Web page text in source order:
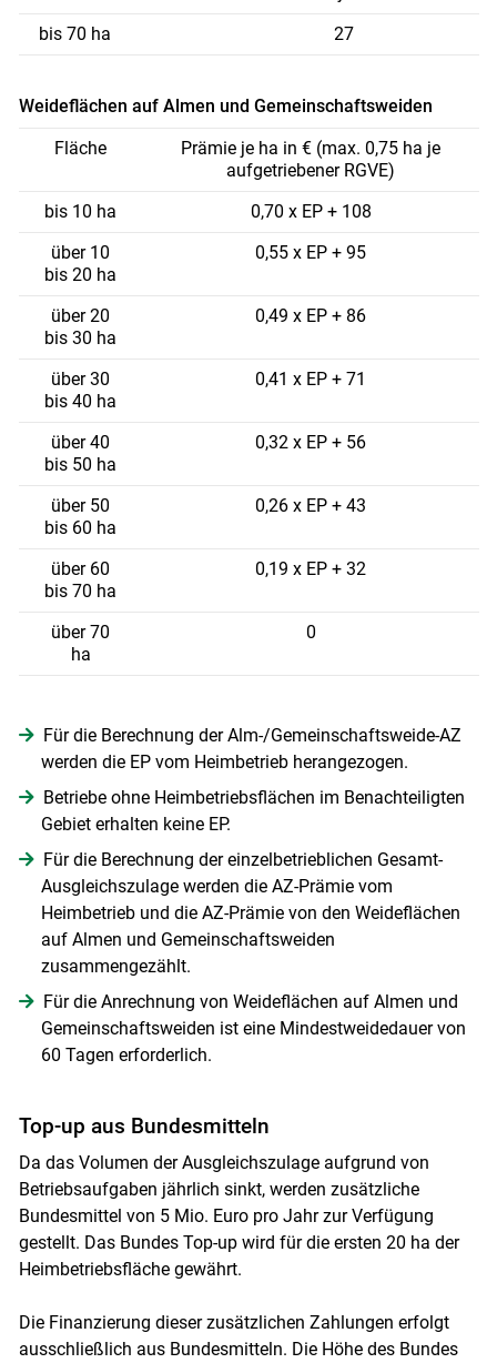
bis 70 ha
27
Weideflächen auf Almen und Gemeinschaftsweiden
Fläche
Prämie je ha in € (max. 0,75 ha je
aufgetriebener RGVE)
bis 10 ha
0,70 x EP + 108
über 10
bis 20 ha
0,55 x EP + 95
über 20
bis 30 ha
0,49 x EP + 86
über 30
bis 40 ha
0,41 x EP + 71
über 40
bis 50 ha
0,32 x EP + 56
über 50
bis 60 ha
0,26 x EP + 43
über 60
bis 70 ha
0,19 x EP + 32
über 70
ha
0
Für die Berechnung der Alm-/Gemeinschaftsweide-AZ
werden die EP vom Heimbetrieb herangezogen.
Betriebe ohne Heimbetriebsflächen im Benachteiligten
Gebiet erhalten keine EP.
Für die Berechnung der einzelbetrieblichen Gesamt-
Ausgleichszulage werden die AZ-Prämie vom
Heimbetrieb und die AZ-Prämie von den Weideflächen
auf Almen und Gemeinschaftsweiden
zusammengezählt.
Für die Anrechnung von Weideflächen auf Almen und
Gemeinschaftsweiden ist eine Mindestweidedauer von
60 Tagen erforderlich.
Top-up aus Bundesmitteln
Da das Volumen der Ausgleichszulage aufgrund von
Betriebsaufgaben jährlich sinkt, werden zusätzliche
Bundesmittel von 5 Mio. Euro pro Jahr zur Verfügung
gestellt. Das Bundes Top-up wird für die ersten 20 ha der
Heimbetriebsfläche gewährt.
Die Finanzierung dieser zusätzlichen Zahlungen erfolgt
ausschließlich aus Bundesmitteln. Die Höhe des Bundes